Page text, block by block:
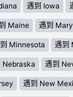
遇到 Iowa
Maine 遇到
Minnesota 遇到
Nebraska 遇到
遇到 New